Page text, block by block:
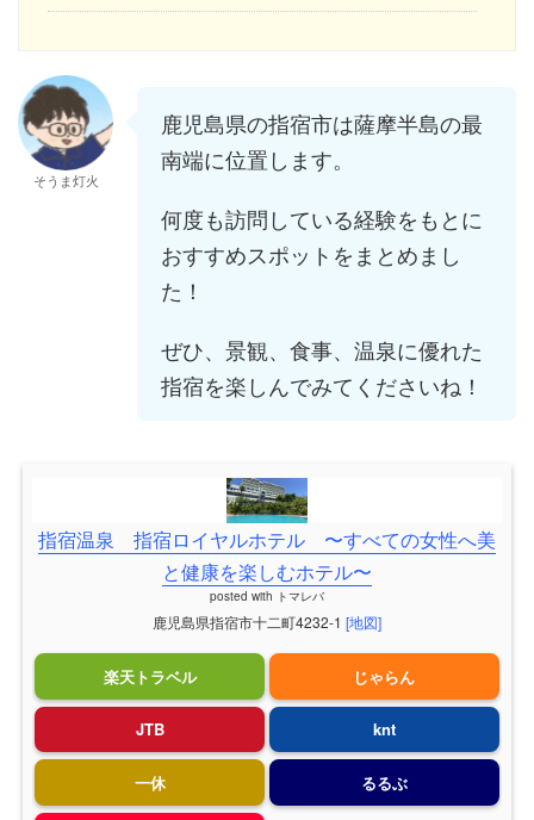
そうま灯火
鹿児島県の指宿市は薩摩半島の最
南端に位置します。
何度も訪問している経験をもとに
おすすめスポットをまとめまし
た！
ぜひ、景観、食事、温泉に優れた
指宿を楽しんでみてくださいね！
指宿温泉 指宿ロイヤルホテル 〜すべての女性へ美
と健康を楽しむホテル〜
posted with トマレバ
鹿児島県指宿市十二町4232-1 [地図]
楽天トラベル じゃらん
JTB knt
一休 るるぶ